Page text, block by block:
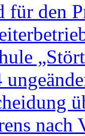
für den